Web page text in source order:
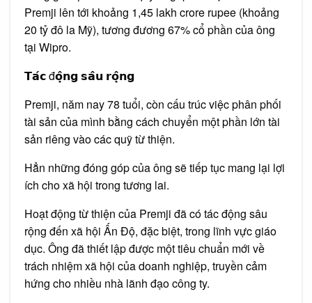
Premji lên tới khoảng 1,45 lakh crore rupee (khoảng
20 tỷ đô la Mỹ), tương đương 67% cổ phần của ông
tại Wipro.
𝗧𝗮́𝗰 đ𝗼̣̂𝗻𝗴 𝘀𝗮̂𝘂 𝗿𝗼̣̂𝗻𝗴
Premji, năm nay 78 tuổi, còn cấu trúc việc phân phối
tài sản của mình bằng cách chuyển một phần lớn tài
sản riêng vào các quỹ từ thiện.
Hẳn những đóng góp của ông sẽ tiếp tục mang lại lợi
ích cho xã hội trong tương lai.
Hoạt động từ thiện của Premji đã có tác động sâu
rộng đến xã hội Ấn Độ, đặc biệt, trong lĩnh vực giáo
dục. Ông đã thiết lập được một tiêu chuẩn mới về
trách nhiệm xã hội của doanh nghiệp, truyền cảm
hứng cho nhiều nhà lãnh đạo công ty.